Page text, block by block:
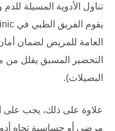
تناول الأدوية المسيلة
يقوم الفريق الطبي في
العامة للمريض لضمان
التحضير المسبق يقلل من
البصيلات).
علاوة على ذلك، يجب على
مرضي أو حساسية تجاه